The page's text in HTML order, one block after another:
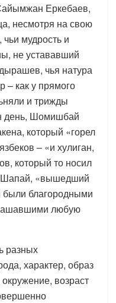
Еркебаев,
несмотря на свою
мудрость и
не устававший
чья натура
– как у прямого
и трижды
день, Шомишбай
который «горел
– «и хулиган,
который то носил
Шапай, «вышедший
были благородными
любую
разных
характер, образ
возраст